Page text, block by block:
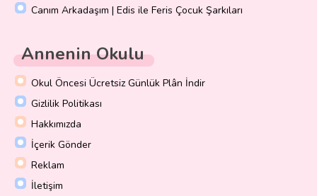
Canım Arkadaşım | Edis ile Feris Çocuk Şarkıları
Annenin Okulu
Okul Öncesi Ücretsiz Günlük Plân İndir
Gizlilik Politikası
Hakkımızda
İçerik Gönder
Reklam
İletişim